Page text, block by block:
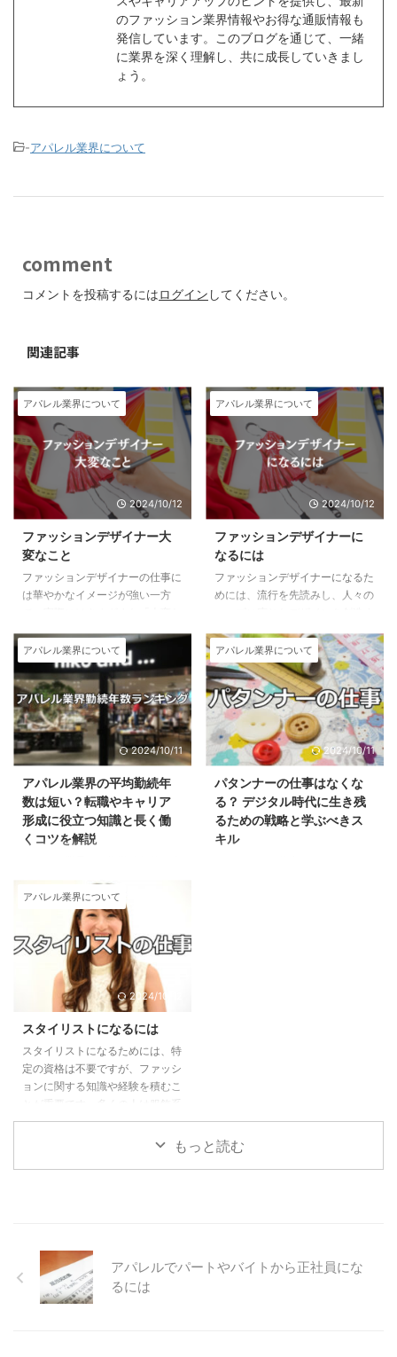
のファッション業界情報やお得な通販情報も
発信しています。このブログを通じて、一緒
に業界を深く理解し、共に成長していきまし
ょう。
-アパレル業界について
comment
コメントを投稿するにはログイン してください。
関連記事
アパレル業界について
2024/10/12
ファッションデザイナー大
変なこと
ファッションデザイナーの仕事に
は華やかなイメージが強い一方
ファッションデザイナーが直面す
る困難や挑戦について具体的に解
説します。 1. 創造性とプレッシ
ャー プレッシャー 1-1. 常に新し
いデザインを生み出すプレッシャ
ー ファッションデザイナーは、
常にクリエイティブで新しいアイ
す。特に、流行のサイクルが非常
に速いファッション業界では、シ
ーズンごとに新しいコレクション
を発表しなければならず、常に独
アパレル業界について
2024/10/12
ファッションデザイナーに
なるには
ファッションデザイナーになるた
めには、流行を先読みし、人々の
から縫製までのプロセスを指揮
し、クリエイティブで美的センス
が必要です。就職には特別な資格
は必要ありませんが、専門学校で
基礎を学び、実務経験を積むこと
が重要です。経験を重ねることで
独立やショップ運営が可能になり
のスキルも必要です。 最速でフ
ァッションデザイナーになる方法
以前、ファッションデザイナーに
なるためには、専門学校で学び会
アパレル業界について
2024/10/11
アパレル業界の平均勤続年
数は短い？転職やキャリア
形成に役立つ知識と長く働
くコツを解説
ル業界の労働環境や定着率につい
て、一般的に「離職率が高く、勤
続年数が短い」というイメージが
持たれています。 実際のデータ
と共に、その理由を説明します。
平均勤続年数と離職率 アパレル
業界の平均勤続年数は他の業界と
な差があります。たとえば、業界
全体で見ると、勤続年数が長い企
業の例として「銀座山形屋（28.3
年）」や「パレモHD（28.3
の企業は10年以下の勤続年数で
す。「ユナイテッドアロー ...
アパレル業界について
2024/10/11
パタンナーの仕事はなくな
る？ デジタル時代に生き残
るための戦略と学ぶべきス
キル
事の一部です。 アパレルブラン
ド側のパタンナー ス ...
アパレル業界について
2024/10/12
スタイリストになるには
スタイリストになるためには、特
定の資格は不要ですが、ファッシ
ョンに関する知識や経験を積むこ
とが重要です。多くの人は服飾系
の専門学校で基礎を学び、卒業後
はスタイリスト事務所やフリーラ
ンスのスタイリストのアシスタン
トには、コーディネートのセンス
やファッション知識だけでなく、
トレンドに敏感であること、臨機
もっと読む
アパレルでパートやバイトから正社員にな
るには